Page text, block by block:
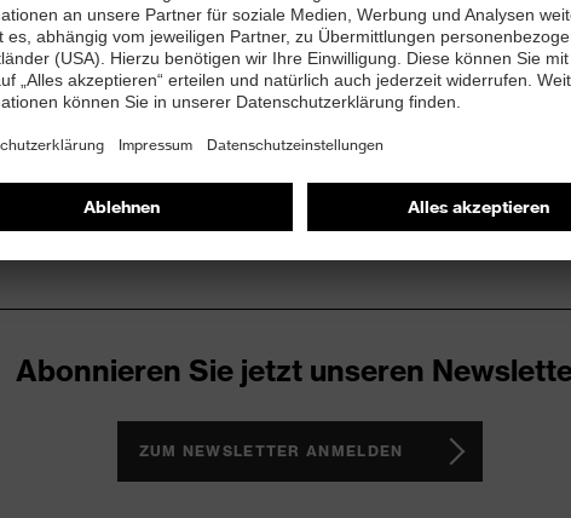
Abonnieren Sie jetzt unseren
ZUM NEWSLETTER ANMELDEN